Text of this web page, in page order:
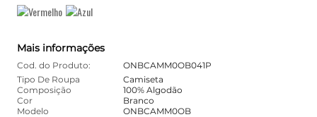
Mais informações
Cod. do Produto:
ONBCAMM0OB041P
Tipo De Roupa
Camiseta
Composição
100% Algodão
Cor
Branco
Modelo
ONBCAMM0OB